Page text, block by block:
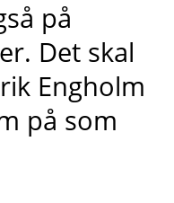
på
Det skal
Engholm
på som